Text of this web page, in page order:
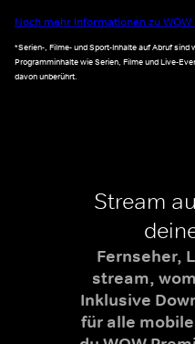
Noch mehr Informationen zu
*Serien-, Filme- und Sport-Inhalte auf Abruf
Programminhalte wie Serien, Filme und Live-
davon unberührt.
Stream
Fernseher,
stream,
Inklusive
für alle